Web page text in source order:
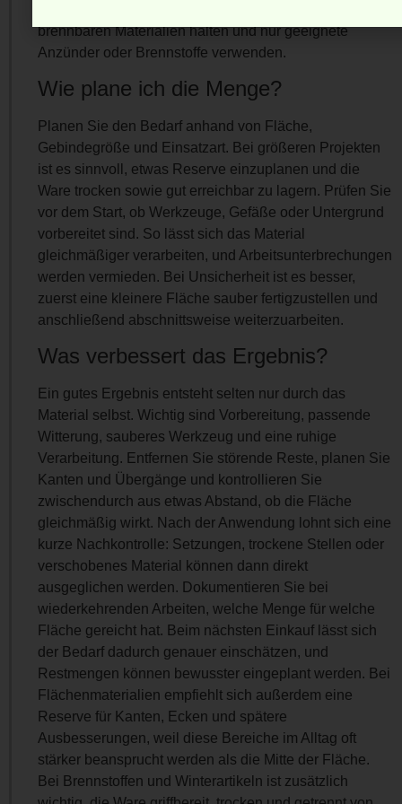
brennbaren Materialien halten und nur geeignete
Anzünder oder Brennstoffe verwenden.
Wie plane ich die Menge?
Planen Sie den Bedarf anhand von Fläche,
Gebindegröße und Einsatzart. Bei größeren Projekten
ist es sinnvoll, etwas Reserve einzuplanen und die
Ware trocken sowie gut erreichbar zu lagern. Prüfen Sie
vor dem Start, ob Werkzeuge, Gefäße oder Untergrund
vorbereitet sind. So lässt sich das Material
gleichmäßiger verarbeiten, und Arbeitsunterbrechungen
werden vermieden. Bei Unsicherheit ist es besser,
zuerst eine kleinere Fläche sauber fertigzustellen und
anschließend abschnittsweise weiterzuarbeiten.
Was verbessert das Ergebnis?
Ein gutes Ergebnis entsteht selten nur durch das
Material selbst. Wichtig sind Vorbereitung, passende
Witterung, sauberes Werkzeug und eine ruhige
Verarbeitung. Entfernen Sie störende Reste, planen Sie
Kanten und Übergänge und kontrollieren Sie
zwischendurch aus etwas Abstand, ob die Fläche
gleichmäßig wirkt. Nach der Anwendung lohnt sich eine
kurze Nachkontrolle: Setzungen, trockene Stellen oder
verschobenes Material können dann direkt
ausgeglichen werden. Dokumentieren Sie bei
wiederkehrenden Arbeiten, welche Menge für welche
Fläche gereicht hat. Beim nächsten Einkauf lässt sich
der Bedarf dadurch genauer einschätzen, und
Restmengen können bewusster eingeplant werden. Bei
Flächenmaterialien empfiehlt sich außerdem eine
Reserve für Kanten, Ecken und spätere
Ausbesserungen, weil diese Bereiche im Alltag oft
stärker beansprucht werden als die Mitte der Fläche.
Bei Brennstoffen und Winterartikeln ist zusätzlich